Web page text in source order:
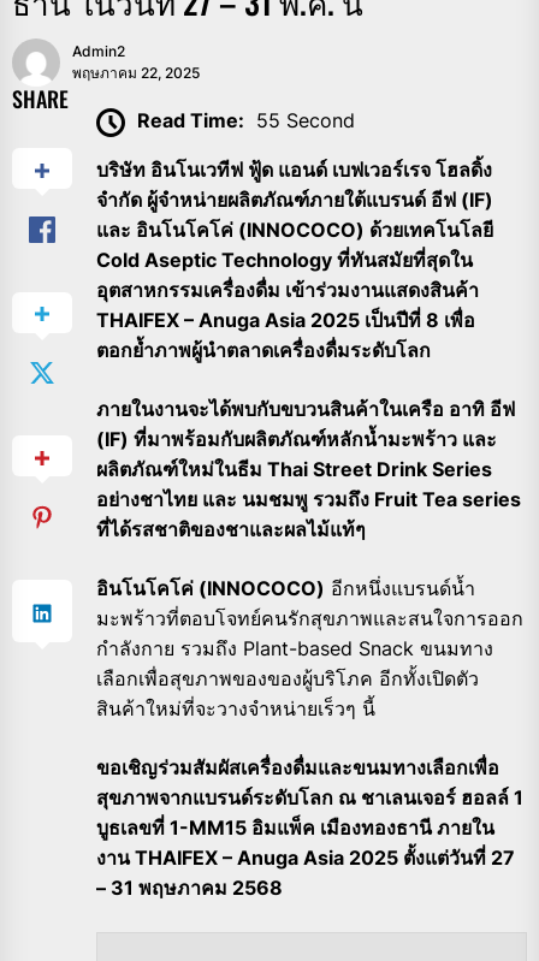
Admin2
พฤษภาคม 22, 2025
SHARE
Read Time: 55 Second
บริษัท อินโนเวทีฟ ฟู้ด แอนด์ เบฟเวอร์เรจ โฮลดิ้ง
จำกัด ผู้จำหน่ายผลิตภัณฑ์ภายใต้แบรนด์ อีฟ (IF)
และ อินโนโคโค่ (INNOCOCO) ด้วยเทคโนโลยี
Cold Aseptic Technology ที่ทันสมัยที่สุดใน
อุตสาหกรรมเครื่องดื่ม เข้าร่วมงานแสดงสินค้า
THAIFEX – Anuga Asia 2025 เป็นปีที่ 8 เพื่อ
ตอกย้ำภาพผู้นำตลาดเครื่องดื่มระดับโลก
ภายในงานจะได้พบกับขบวนสินค้าในเครือ อาทิ อีฟ
(IF) ที่มาพร้อมกับผลิตภัณฑ์หลักน้ำมะพร้าว และ
ผลิตภัณฑ์ใหม่ในธีม Thai Street Drink Series
อย่างชาไทย และ นมชมพู รวมถึง Fruit Tea series
ที่ได้รสชาติของชาและผลไม้แท้ๆ
อินโนโคโค่ (INNOCOCO) อีกหนึ่งแบรนด์น้ำ
มะพร้าวที่ตอบโจทย์คนรักสุขภาพและสนใจการออก
กำลังกาย รวมถึง Plant-based Snack ขนมทาง
เลือกเพื่อสุขภาพของของผู้บริโภค อีกทั้งเปิดตัว
สินค้าใหม่ที่จะวางจำหน่ายเร็วๆ นี้
ขอเชิญร่วมสัมผัสเครื่องดื่มและขนมทางเลือกเพื่อ
สุขภาพจากแบรนด์ระดับโลก ณ ชาเลนเจอร์ ฮอลล์ 1
บูธเลขที่ 1-MM15 อิมแพ็ค เมืองทองธานี ภายใน
งาน THAIFEX – Anuga Asia 2025 ตั้งแต่วันที่ 27
– 31 พฤษภาคม 2568